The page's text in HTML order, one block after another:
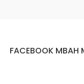
FACEBOOK MBAH